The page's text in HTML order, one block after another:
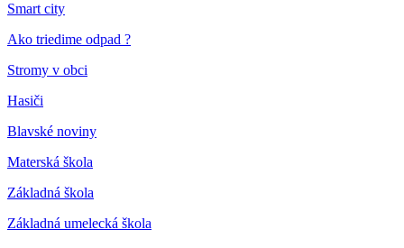
Smart city
Ako triedime odpad ?
Stromy v obci
Hasiči
Blavské noviny
Materská škola
Základná škola
Základná umelecká škola